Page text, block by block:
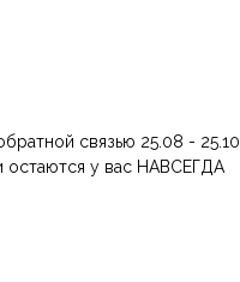
связью 25.08 - 25.10
остаются у вас НАВСЕГДА